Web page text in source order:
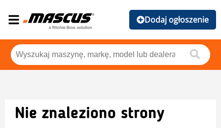
Dodaj ogłoszenie
Nie znaleziono strony